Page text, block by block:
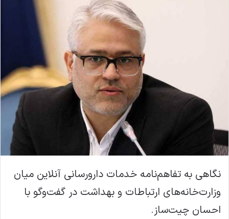
نگاهی به تفاهم‌نامه خدمات دارورسانی آنلاین میان
وزارت‌خانه‌های ارتباطات و بهداشت در گفت‌و‌گو با
احسان چیت‌ساز.